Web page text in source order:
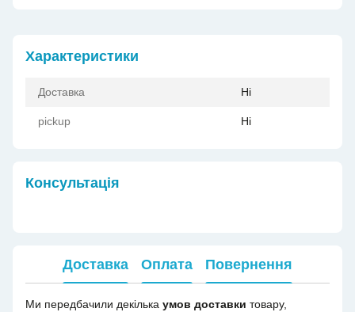
Характеристики
Доставка Ні
pickup Ні
Консультація
Доставка Оплата Повернення
Ми передбачили декілька умов доставки товару,